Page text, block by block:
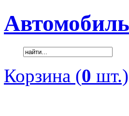
Корзина (0 шт.)